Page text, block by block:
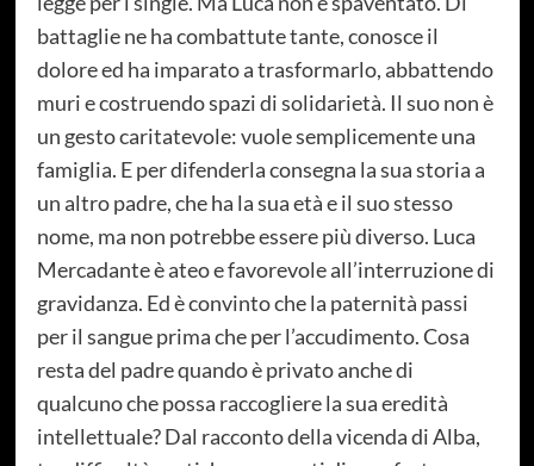
battaglie ne ha combattute tante, conosce il
dolore ed ha imparato a trasformarlo, abbattendo
muri e costruendo spazi di solidarietà. Il suo non è
un gesto caritatevole: vuole semplicemente una
famiglia. E per difenderla consegna la sua storia a
un altro padre, che ha la sua età e il suo stesso
nome, ma non potrebbe essere più diverso. Luca
Mercadante è ateo e favorevole all’interruzione di
gravidanza. Ed è convinto che la paternità passi
per il sangue prima che per l’accudimento. Cosa
resta del padre quando è privato anche di
qualcuno che possa raccogliere la sua eredità
intellettuale? Dal racconto della vicenda di Alba,